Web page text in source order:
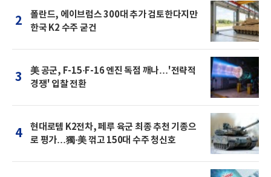
2
폴란드, 에이브럼스 300대 추가 검토한다지만
한국 K2 수주 굳건
3
美 공군, F-15·F-16 엔진 독점 깨나…'전략적
경쟁' 입찰 전환
4
현대로템 K2전차, 페루 육군 최종 추천 기종으
로 평가…獨·美 꺾고 150대 수주 청신호